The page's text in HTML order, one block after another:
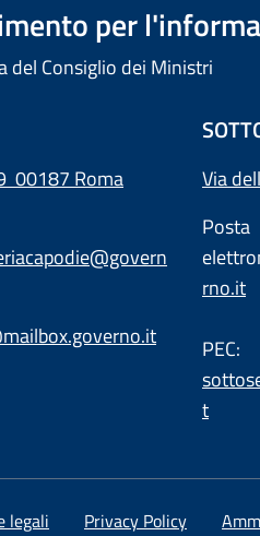
per
del Consiglio dei Ministri
00187 Roma
Via
Posta
rno.it
PEC:
t
legali Privacy Policy